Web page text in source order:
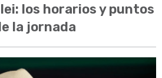
los horarios y puntos
la jornada